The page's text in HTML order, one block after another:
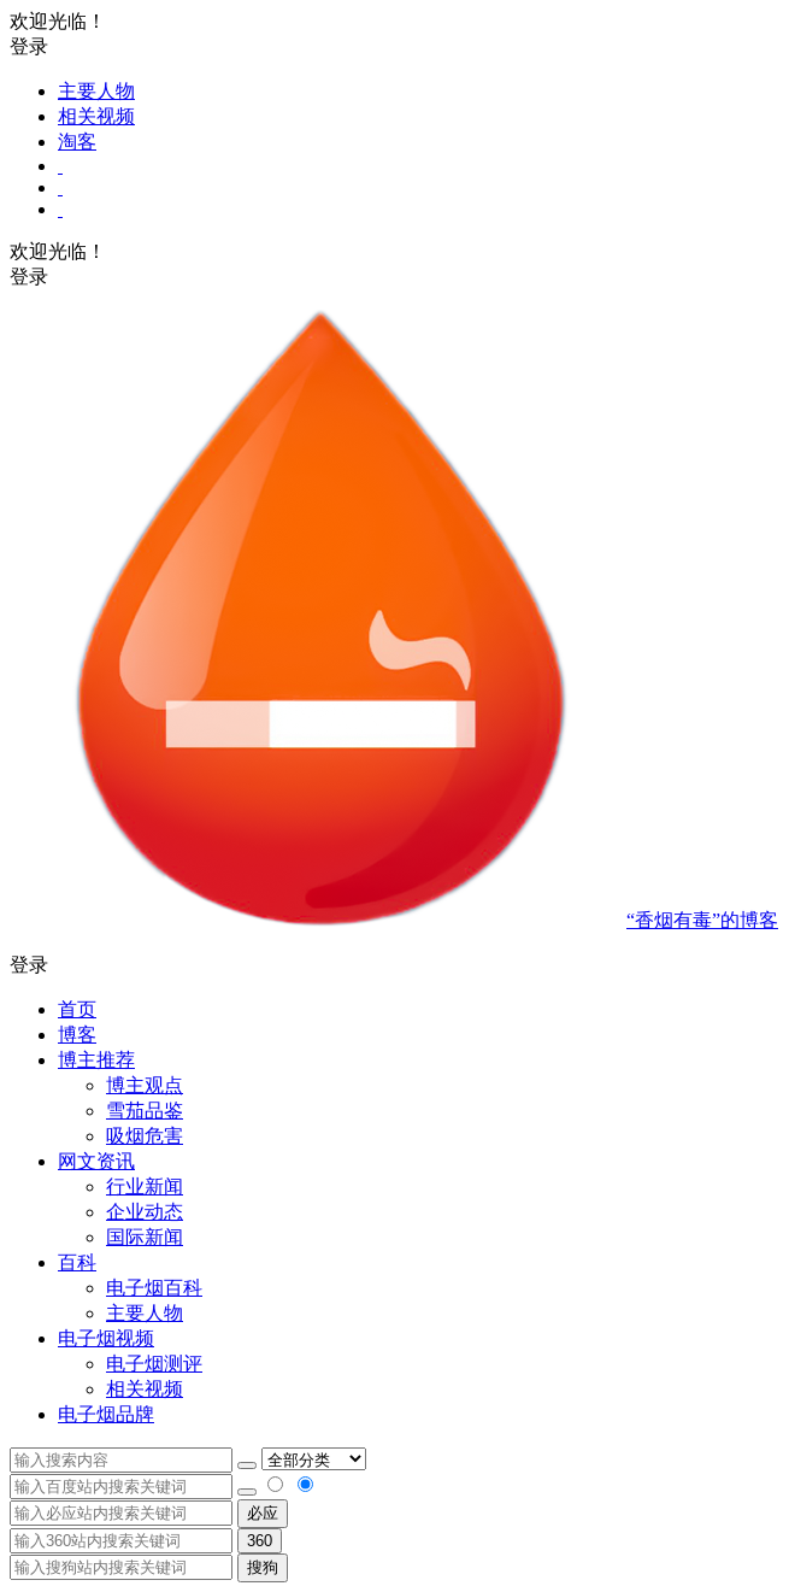
欢迎光临！
登录
主要人物
相关视频
淘客
欢迎光临！
登录
“香烟有毒”的博客
登录
首页
博客
博主推荐
博主观点
雪茄品鉴
吸烟危害
网文资讯
行业新闻
企业动态
国际新闻
百科
电子烟百科
主要人物
电子烟视频
电子烟测评
相关视频
电子烟品牌
必应
360
搜狗